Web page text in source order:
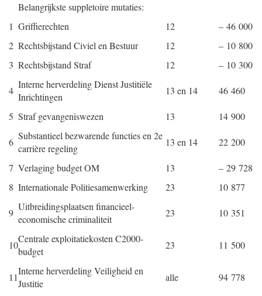
Belangrijkste suppletoire mutaties:
1 Griffierechten 12
– 46 000
2 Rechtsbijstand Civiel en Bestuur 12
– 10 800
3 Rechtsbijstand Straf 12 – 10 300
4
Interne herverdeling Dienst Justitiële
Inrichtingen
13 en 14 46 460
5 Straf gevangeniswezen 13 14 900
6
Substantieel bezwarende functies en 2e
carrière regeling
13 en 14 22 200
7 Verlaging budget OM 13
– 29 728
8 Internationale Politiesamenwerking 23 10 877
9
Uitbreidingsplaatsen financieel-
economische criminaliteit
23 10 351
10
Centrale exploitatiekosten C2000-
budget
23 11 500
11
Interne herverdeling Veiligheid en
Justitie
alle 94 778